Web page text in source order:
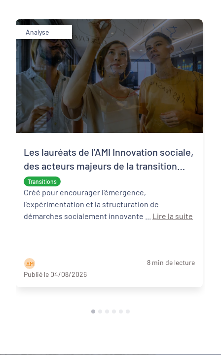
Analyse
Transitions
Les lauréats de l’AMI Innovation sociale,
des acteurs majeurs de la transition
écologique et sociale
Créé pour encourager l’émergence,
l’expérimentation et la structuration de
Lire la suite
A M
8 min de lecture
Publié le 04/08/2026